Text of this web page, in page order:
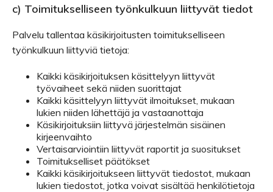
c) Toimitukselliseen työnkulkuun liittyvät tiedot
Palvelu tallentaa käsikirjoitusten toimitukselliseen
työnkulkuun liittyviä tietoja:
Kaikki käsikirjoituksen käsittelyyn liittyvät
työvaiheet sekä niiden suorittajat
Kaikki käsittelyyn liittyvät ilmoitukset, mukaan
lukien niiden lähettäjä ja vastaanottaja
Käsikirjoituksiin liittyvä järjestelmän sisäinen
kirjeenvaihto
Vertaisarviointiin liittyvät raportit ja suositukset
Toimitukselliset päätökset
Kaikki käsikirjoitukseen liittyvät tiedostot, mukaan
lukien tiedostot, jotka voivat sisältää henkilötietoja